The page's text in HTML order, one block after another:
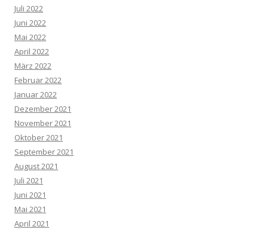
Juli 2022
Juni 2022
Mai 2022
April 2022
März 2022
Februar 2022
Januar 2022
Dezember 2021
November 2021
Oktober 2021
September 2021
August 2021
Juli 2021
Juni 2021
Mai 2021
April 2021